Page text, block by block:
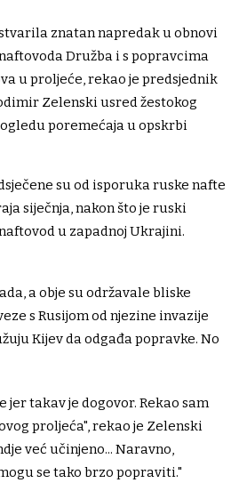
znatan napredak u obnovi
Družba i s popravcima
u proljeće, rekao je predsjednik
Zelenski usred žestokog
poremećaja u opskrbi
su od isporuka ruske nafte
siječnja, nakon što je ruski
u zapadnoj Ukrajini.
a obje su održavale bliske
s Rusijom od njezine invazije
Kijev da odgađa popravke. No
jer takav je dogovor. Rekao sam
proljeća", rekao je Zelenski
već učinjeno... Naravno,
se tako brzo popraviti."